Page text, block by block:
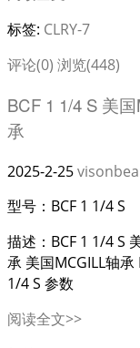
标签: CLRY-7
评论(0) 浏览(448)
BCF 1 1/4 S 美
承
2025-2-25
型号：BCF 1 1/4 S
描述：BCF 1 1/4 S
承 美国MCGILL轴承
1/4 S 参数
阅读全文>>